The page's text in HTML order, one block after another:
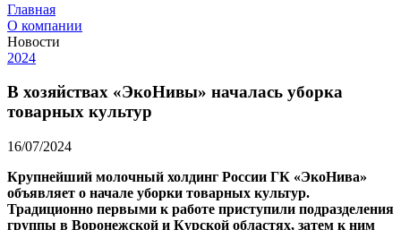
Главная
О компании
Новости
2024
В хозяйствах «ЭкоНивы» началась уборка
товарных культур
16/07/2024
Крупнейший молочный холдинг России ГК «ЭкоНива»
объявляет о начале уборки товарных культур.
Традиционно первыми к работе приступили подразделения
группы в Воронежской и Курской областях, затем к ним